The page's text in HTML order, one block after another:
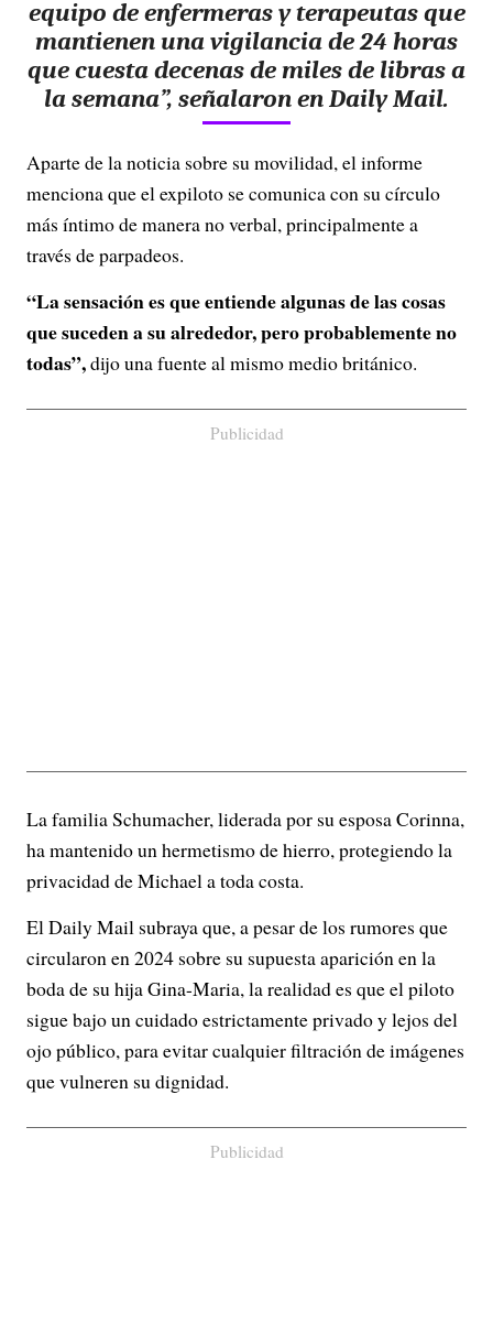
equipo de enfermeras y terapeutas que
mantienen una vigilancia de 24 horas
que cuesta decenas de miles de libras a
la semana”, señalaron en Daily Mail.
Aparte de la noticia sobre su movilidad, el informe
menciona que el expiloto se comunica con su círculo
más íntimo de manera no verbal, principalmente a
través de parpadeos.
“La sensación es que entiende algunas de las cosas
que suceden a su alrededor, pero probablemente no
todas”,dijo una fuente al mismo medio británico.
Publicidad
La familia Schumacher, liderada por su esposa Corinna,
ha mantenido un hermetismo de hierro, protegiendo la
privacidad de Michael a toda costa.
El Daily Mail subraya que, a pesar de los rumores que
circularon en 2024 sobre su supuesta aparición en la
boda de su hija Gina-Maria, la realidad es que el piloto
sigue bajo un cuidado estrictamente privado y lejos del
ojo público, para evitar cualquier filtración de imágenes
que vulneren su dignidad.
Publicidad